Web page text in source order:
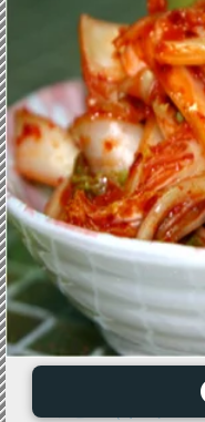
【誰でも簡単】【韓
レシピ （キムチ ゴ